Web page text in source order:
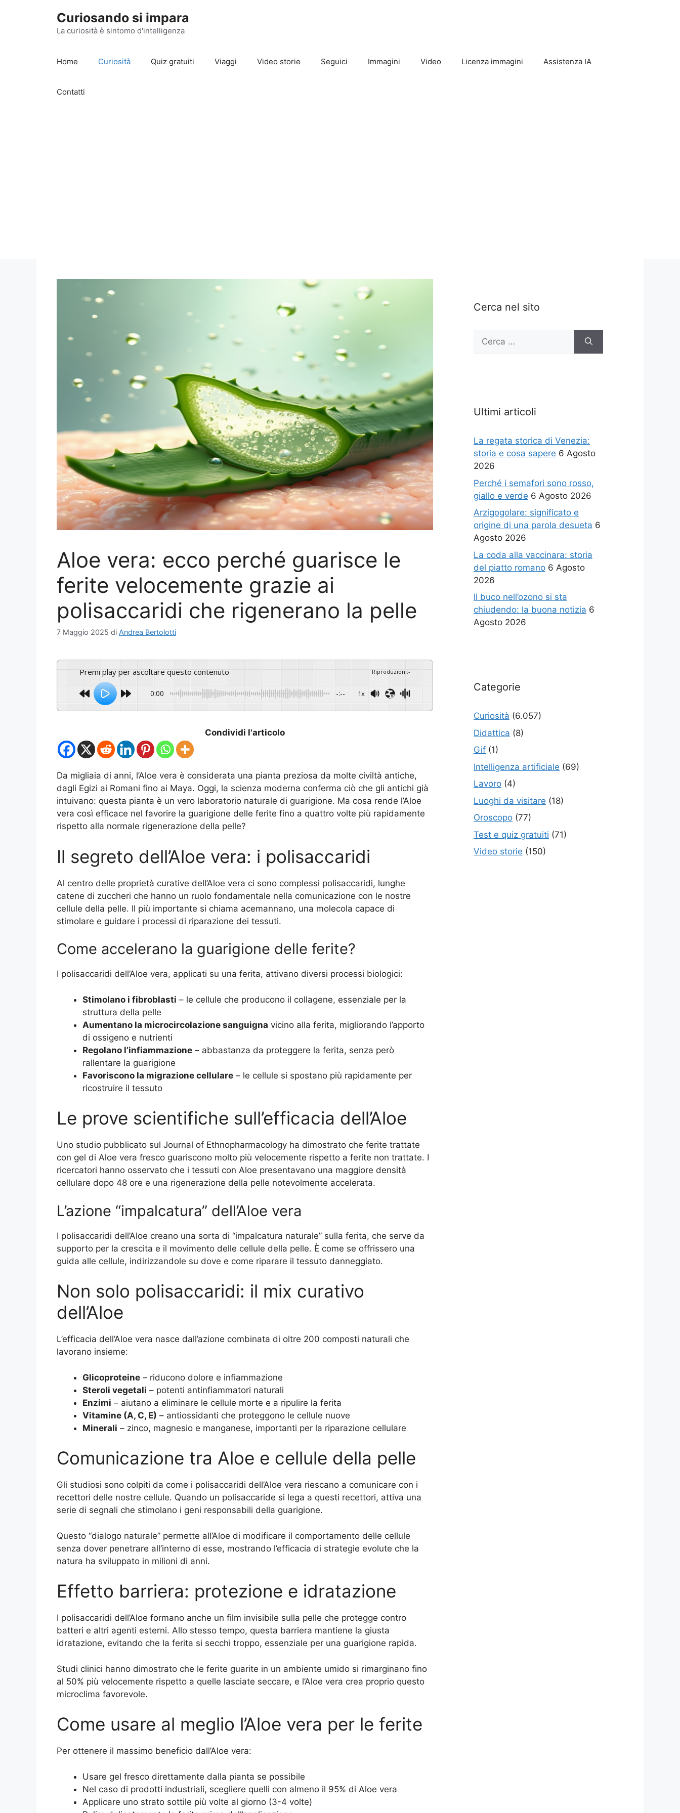
Curiosando si impara
La curiosità è sintomo d'intelligenza
Home Curiosità Quiz gratuiti Viaggi Video storie Seguici Immagini Video Licenza immagini Assistenza IA
Contatti
Aloe vera: ecco perché guarisce le
ferite velocemente grazie ai
polisaccaridi che rigenerano la pelle
7 Maggio 2025 di Andrea Bertolotti
Premi play per ascoltare questo contenuto Riproduzioni:-
0:00 -:-- 1x
Condividi l'articolo
Da migliaia di anni, l’Aloe vera è considerata una pianta preziosa da molte civiltà antiche,
dagli Egizi ai Romani fino ai Maya. Oggi, la scienza moderna conferma ciò che gli antichi già
intuivano: questa pianta è un vero laboratorio naturale di guarigione. Ma cosa rende l’Aloe
vera così efficace nel favorire la guarigione delle ferite fino a quattro volte più rapidamente
rispetto alla normale rigenerazione della pelle?
Il segreto dell’Aloe vera: i polisaccaridi
Al centro delle proprietà curative dell’Aloe vera ci sono complessi polisaccaridi, lunghe
catene di zuccheri che hanno un ruolo fondamentale nella comunicazione con le nostre
cellule della pelle. Il più importante si chiama acemannano, una molecola capace di
stimolare e guidare i processi di riparazione dei tessuti.
Come accelerano la guarigione delle ferite?
I polisaccaridi dell’Aloe vera, applicati su una ferita, attivano diversi processi biologici:
Stimolano i fibroblasti – le cellule che producono il collagene, essenziale per la
struttura della pelle
Aumentano la microcircolazione sanguigna vicino alla ferita, migliorando l’apporto
di ossigeno e nutrienti
Regolano l’infiammazione – abbastanza da proteggere la ferita, senza però
rallentare la guarigione
Favoriscono la migrazione cellulare – le cellule si spostano più rapidamente per
ricostruire il tessuto
Le prove scientifiche sull’efficacia dell’Aloe
Uno studio pubblicato sul Journal of Ethnopharmacology ha dimostrato che ferite trattate
con gel di Aloe vera fresco guariscono molto più velocemente rispetto a ferite non trattate. I
ricercatori hanno osservato che i tessuti con Aloe presentavano una maggiore densità
cellulare dopo 48 ore e una rigenerazione della pelle notevolmente accelerata.
L’azione “impalcatura” dell’Aloe vera
I polisaccaridi dell’Aloe creano una sorta di “impalcatura naturale” sulla ferita, che serve da
supporto per la crescita e il movimento delle cellule della pelle. È come se offrissero una
guida alle cellule, indirizzandole su dove e come riparare il tessuto danneggiato.
Non solo polisaccaridi: il mix curativo
dell’Aloe
L’efficacia dell’Aloe vera nasce dall’azione combinata di oltre 200 composti naturali che
lavorano insieme:
Glicoproteine – riducono dolore e infiammazione
Steroli vegetali – potenti antinfiammatori naturali
Enzimi – aiutano a eliminare le cellule morte e a ripulire la ferita
Vitamine (A, C, E) – antiossidanti che proteggono le cellule nuove
Minerali – zinco, magnesio e manganese, importanti per la riparazione cellulare
Comunicazione tra Aloe e cellule della pelle
Gli studiosi sono colpiti da come i polisaccaridi dell’Aloe vera riescano a comunicare con i
recettori delle nostre cellule. Quando un polisaccaride si lega a questi recettori, attiva una
serie di segnali che stimolano i geni responsabili della guarigione.
Questo “dialogo naturale” permette all’Aloe di modificare il comportamento delle cellule
senza dover penetrare all’interno di esse, mostrando l’efficacia di strategie evolute che la
natura ha sviluppato in milioni di anni.
Effetto barriera: protezione e idratazione
I polisaccaridi dell’Aloe formano anche un film invisibile sulla pelle che protegge contro
batteri e altri agenti esterni. Allo stesso tempo, questa barriera mantiene la giusta
idratazione, evitando che la ferita si secchi troppo, essenziale per una guarigione rapida.
Studi clinici hanno dimostrato che le ferite guarite in un ambiente umido si rimarginano fino
al 50% più velocemente rispetto a quelle lasciate seccare, e l’Aloe vera crea proprio questo
microclima favorevole.
Come usare al meglio l’Aloe vera per le ferite
Per ottenere il massimo beneficio dall’Aloe vera:
Usare gel fresco direttamente dalla pianta se possibile
Nel caso di prodotti industriali, scegliere quelli con almeno il 95% di Aloe vera
Applicare uno strato sottile più volte al giorno (3-4 volte)
Cerca nel sito
Ricerca
Ultimi articoli
La regata storica di Venezia:
storia e cosa sapere 6 Agosto
2026
Perché i semafori sono rosso,
giallo e verde 6 Agosto 2026
Arzigogolare: significato e
origine di una parola desueta 6
Agosto 2026
La coda alla vaccinara: storia
del piatto romano 6 Agosto
2026
Il buco nell’ozono si sta
chiudendo: la buona notizia 6
Agosto 2026
Categorie
Curiosità (6.057)
Didattica (8)
Gif (1)
Intelligenza artificiale (69)
Lavoro (4)
Luoghi da visitare (18)
Oroscopo (77)
Test e quiz gratuiti (71)
Video storie (150)